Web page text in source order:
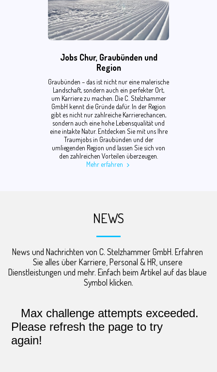
Jobs Chur, Graubünden und
Region
Graubünden – das ist nicht nur eine malerische
Landschaft, sondern auch ein perfekter Ort,
um Karriere zu machen. Die C. Stelzhammer
GmbH kennt die Gründe dafür. In der Region
gibt es nicht nur zahlreiche Karrierechancen,
sondern auch eine hohe Lebensqualität und
eine intakte Natur. Entdecken Sie mit uns Ihre
Traumjobs in Graubünden und der
umliegenden Region und lassen Sie sich von
den zahlreichen Vorteilen überzeugen.
Mehr erfahren
NEWS
News und Nachrichten von C. Stelzhammer GmbH. Erfahren
Sie alles über Karriere, Personal & HR, unsere
Dienstleistungen und mehr. Einfach beim Artikel auf das blaue
Symbol klicken.